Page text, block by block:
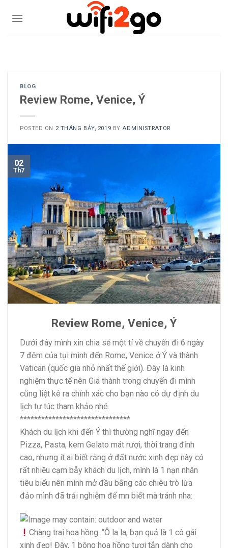
BLOG
Review Rome, Venice, Ý
POSTED ON 2 THÁNG BẢY, 2019 BY ADMINISTRATOR
02
Th7
Review Rome, Venice, Ý
Dưới đây mình xin chia sẻ một tí về chuyến đi 6 ngày
7 đêm của tụi mình đến Rome, Venice ở Ý và thành
Vatican (quốc gia nhỏ nhất thế giới). Đây là kinh
nghiệm thực tế nên Giá thành trong chuyến đi mình
cũng liệt kê ra chính xác cho bạn nào có dự định du
lịch tự túc tham khảo nhé.
*******************************
Khách du lịch khi đến Ý thì thường nghĩ ngay đến
Pizza, Pasta, kem Gelato mát rượi, thời trang đỉnh
cao, nhưng ít ai biết rằng ở đất nước xinh đẹp này có
rất nhiều cạm bẫy khách du lịch, mình là 1 nạn nhân
tiêu biểu nên mình mở đầu bằng các chiêu trò lừa
đảo mình đã trải nghiệm để mn biết mà tránh nha:
Chàng trai hoa hồng: “Ô la la, bạn quả là 1 cô gái
xinh đẹp! Đây, 1 bông hoa hồng tươi tắn dành cho